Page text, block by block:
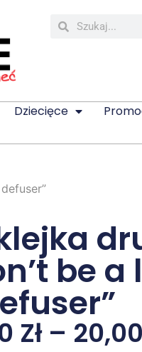
Dziecięce
be
Zł – 20,00